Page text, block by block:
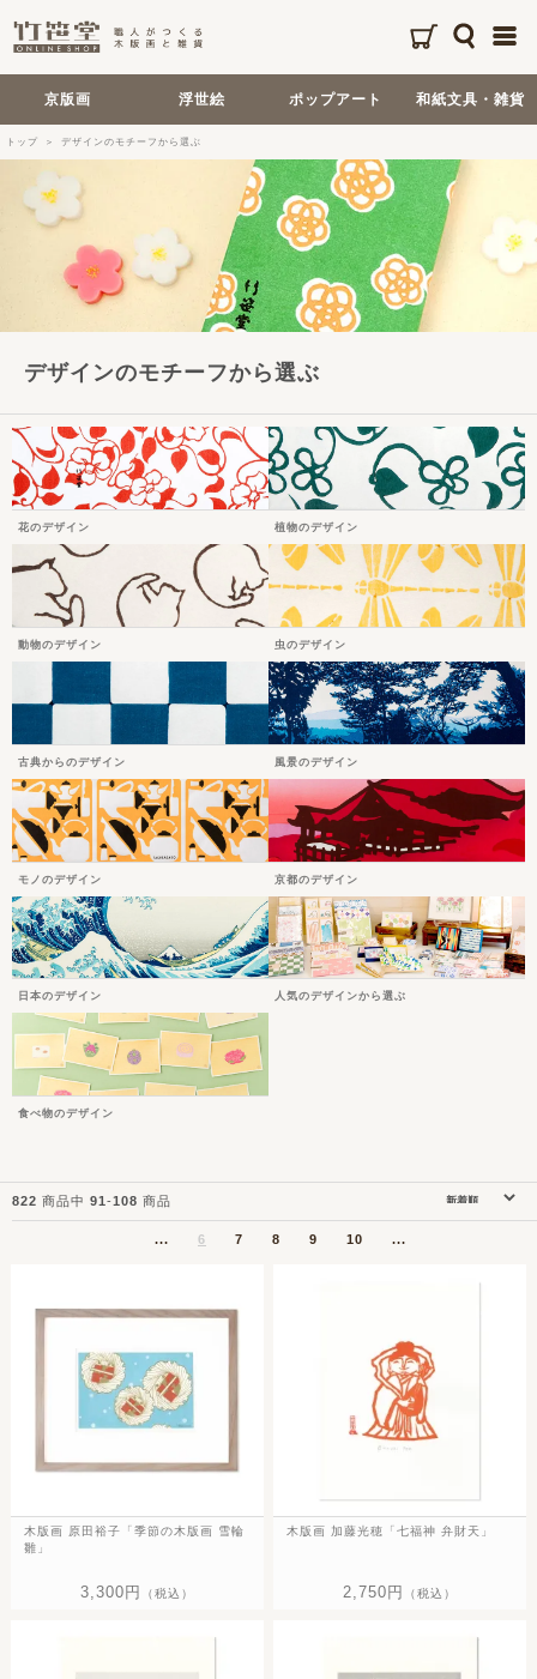
京版画 浮世絵 ポップアート 和紙文具・雑貨
トップ デザインのモチーフから選ぶ
デザインのモチーフから選ぶ
花のデザイン 植物のデザイン
動物のデザイン 虫のデザイン
古典からのデザイン 風景のデザイン
モノのデザイン 京都のデザイン
日本のデザイン 人気のデザインから選ぶ
食べ物のデザイン
822 商品中 91-108 商品
... 6 7 8 9 10 ...
木版画 原田裕子「季節の木版画 雪輪
雛」
3,300円 （税込）
木版画 加藤光穂「七福神 弁財天」
2,750円 （税込）